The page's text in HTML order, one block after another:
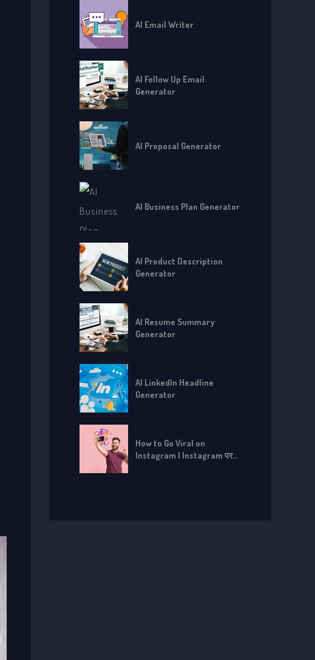
AI Email Writer
AI Follow Up Email
Generator
AI Proposal Generator
AI Business Plan Generator
AI Product Description
Generator
AI Resume Summary
Generator
AI LinkedIn Headline
Generator
How to Go Viral on
Instagram | Instagram पर